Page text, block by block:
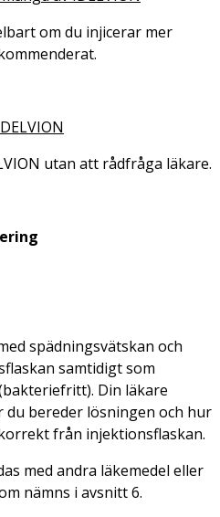
om du injicerar mer
utan att rådfråga läkare.
spädningsvätskan och
samtidigt som
Din läkare
du bereder lösningen och hur
från injektionsflaskan.
med andra läkemedel eller
nämns i avsnitt 6.